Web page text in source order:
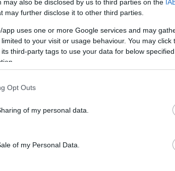
may also be disclosed by us to third parties on the
may further disclose it to other third parties.
uses one or more Google services and may
to your visit or usage behaviour. You may click
third-party tags to use your data for below
Opt Outs
of my personal data.
of my Personal Data.
használjuk benne, amelyet